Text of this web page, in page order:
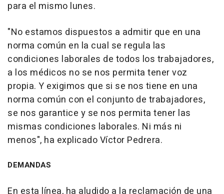
para el mismo lunes.
"No estamos dispuestos a admitir que en una
norma común en la cual se regula las
condiciones laborales de todos los trabajadores,
a los médicos no se nos permita tener voz
propia. Y exigimos que si se nos tiene en una
norma común con el conjunto de trabajadores,
se nos garantice y se nos permita tener las
mismas condiciones laborales. Ni más ni
menos", ha explicado Víctor Pedrera.
DEMANDAS